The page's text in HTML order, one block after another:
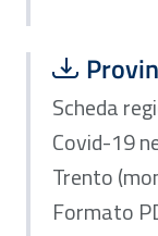
Scarica
Formato
Scheda
Covid-19
Trento
Formato